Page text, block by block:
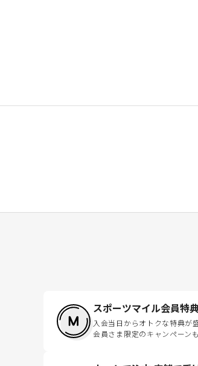
スポーツマイル会員特
入会当日からオトクな特典が
会員さま限定のキャンペーン